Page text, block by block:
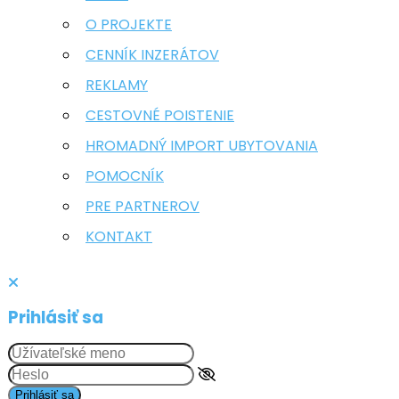
O PROJEKTE
CENNÍK INZERÁTOV
REKLAMY
CESTOVNÉ POISTENIE
HROMADNÝ IMPORT UBYTOVANIA
POMOCNÍK
PRE PARTNEROV
KONTAKT
Prihlásiť sa
Prihlásiť sa